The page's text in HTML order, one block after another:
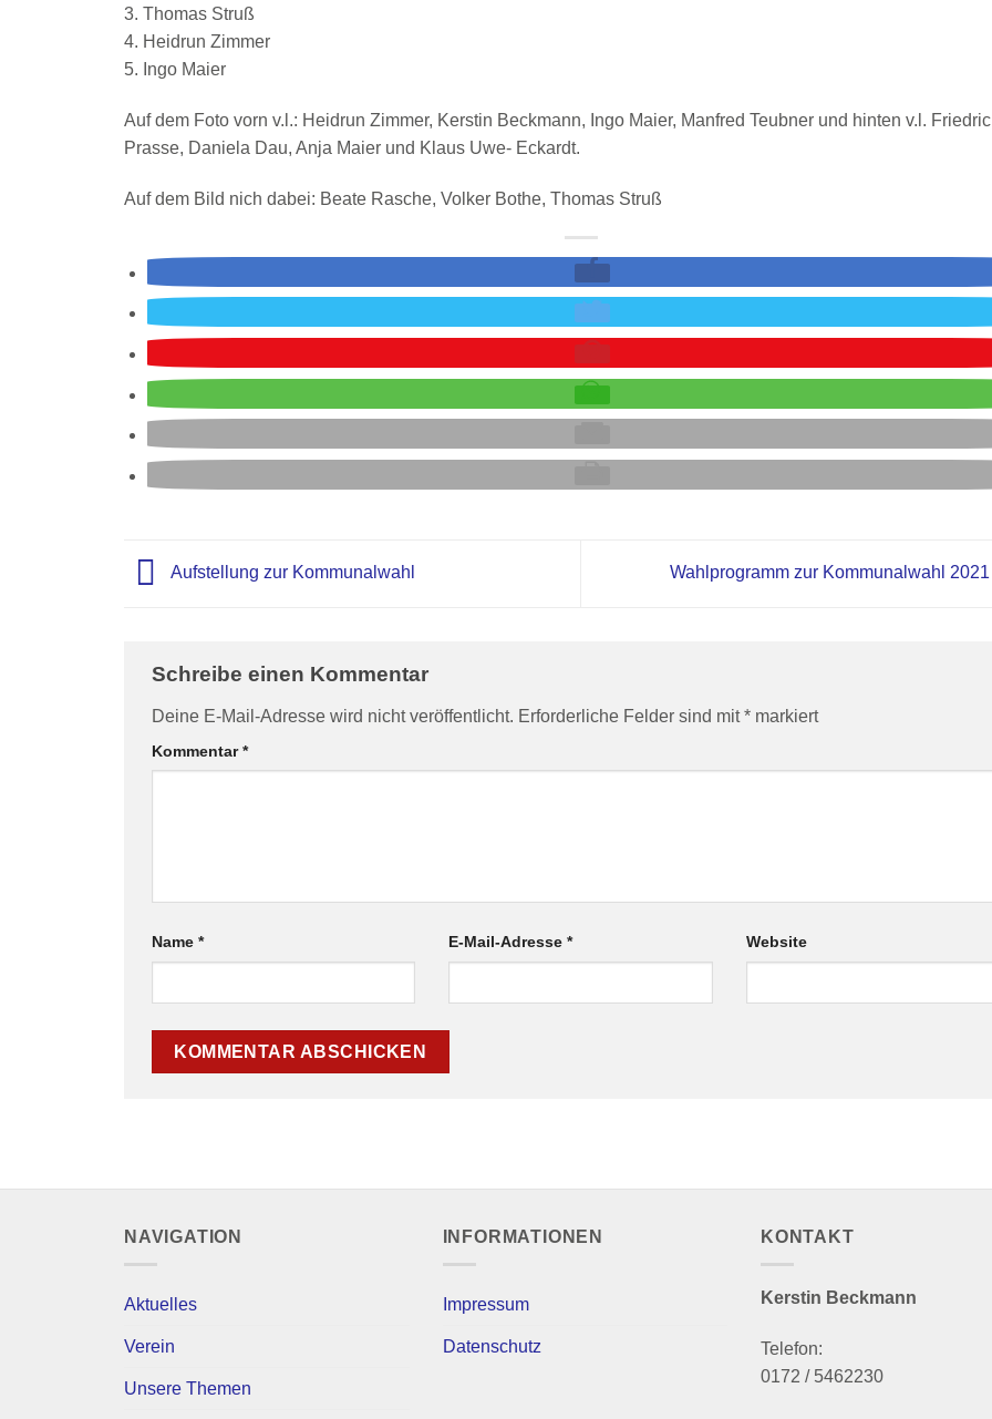
3. Thomas Struß
4. Heidrun Zimmer
5. Ingo Maier
Auf dem Foto vorn v.l.: Heidrun Zimmer, Kerstin Beckmann, Ingo Maier, Manfred Teubner und hinten v.l.
Prasse, Daniela Dau, Anja Maier und Klaus Uwe- Eckardt.
Auf dem Bild nich dabei: Beate Rasche, Volker Bothe, Thomas Struß
Aufstellung zur Kommunalwahl Wahlprogramm zur Kommunalwahl
Schreibe einen Kommentar
Deine E-Mail-Adresse wird nicht veröffentlicht. Erforderliche Felder sind mit* markiert
Kommentar*
Name * E-Mail-Adresse* Website
NAVIGATION
Aktuelles
Verein
Unsere Themen
INFORMATIONEN
Impressum
Datenschutz
KONTAKT
Kerstin Beckmann
Telefon:
0172 / 5462230